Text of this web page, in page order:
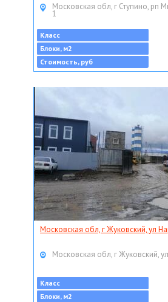
Московская обл, г Ступино, рп
1
Класс
Блоки, м2
Стоимость, руб
Московская обл, г Жуковский, ул
Московская обл, г Жуковский,
Класс
Блоки, м2